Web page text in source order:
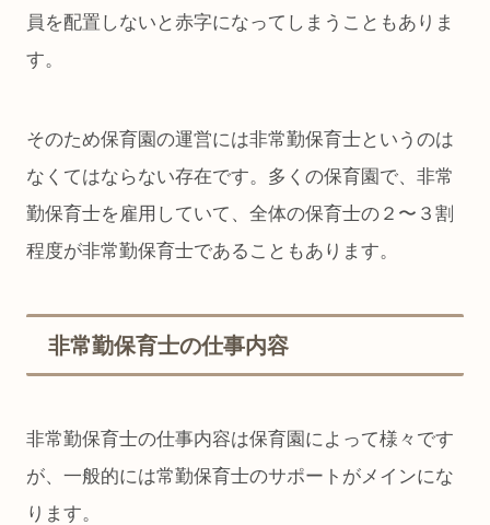
員を配置しないと赤字になってしまうこともありま
す。
そのため保育園の運営には非常勤保育士というのは
なくてはならない存在です。多くの保育園で、非常
勤保育士を雇用していて、全体の保育士の２〜３割
程度が非常勤保育士であることもあります。
非常勤保育士の仕事内容
非常勤保育士の仕事内容は保育園によって様々です
が、一般的には常勤保育士のサポートがメインにな
ります。